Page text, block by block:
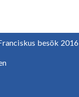
besök 2016